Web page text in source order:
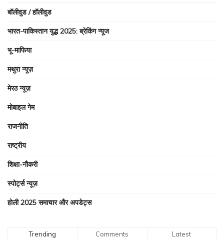
बॉलीवुड / हॉलीवुड
भारत-पाकिस्तान युद्ध 2025: ब्रेकिंग न्यूज
भू-माफिया
मथुरा न्यूज़
मेरठ न्यूज़
मोबाइल गेम
राजनीति
राष्ट्रीय
शिक्षा-नौकरी
स्पोर्ट्स न्यूज़
होली 2025 समाचार और अपडेट्स
Trending Comments Latest